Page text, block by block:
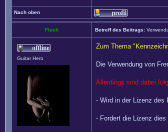
Nach oben
Flash Betreff des Beitrags:
Guitar Hero
Zum Thema
Die Verwendung von
Allerdings sind dabei
- Wird in der Lizenz des
- Fordert die Lizenz